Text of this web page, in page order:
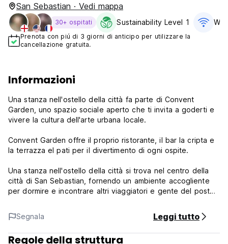
San Sebastian · Vedi mappa
30+ ospitati Sustainability Level 1
Prenota con piú di 3 giorni di anticipo per utilizzare la
cancellazione gratuita.
Informazioni
Una stanza nell'ostello della città fa parte di Convent
Garden, uno spazio sociale aperto che ti invita a goderti e
vivere la cultura dell'arte urbana locale.
Convent Garden offre il proprio ristorante, il bar la cripta e
la terrazza el pati per il divertimento di ogni ospite.
Una stanza nell'ostello della città si trova nel centro della
città di San Sebastian, fornendo un ambiente accogliente
per dormire e incontrare altri viaggiatori e gente del posto,
e i suoi coronaggi.
L'ostello si trova proprio nel cuore di San Sebastian, a pochi
minuti a piedi dalla spiaggia di La Concha, a pochi passi da
Segnala Leggi tutto
Regole della struttura